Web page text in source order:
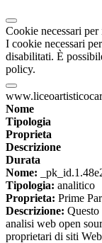
Cookie necessari
I cookie necessari
disabilitati. È
policy.
Nome
Tipologia
Proprieta
Descrizione
Durata
Nome:
Tipologia: analitico
Proprieta: Prime
Descrizione: Questo
analisi web open
proprietari di siti